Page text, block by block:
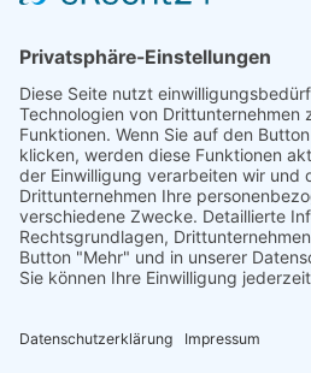
Newsletteranmeldung